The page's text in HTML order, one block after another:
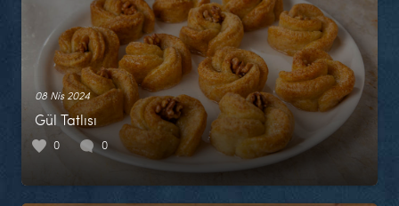
08 Nis 2024
Gül Tatlısı
0 0